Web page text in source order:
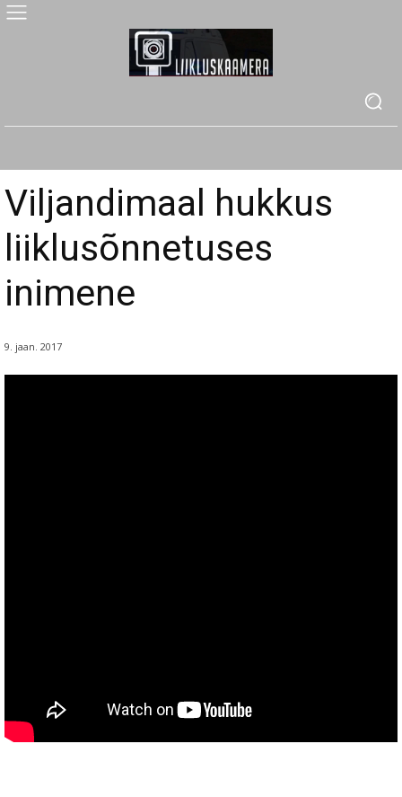
Viljandimaal hukkus
liiklusõnnetuses
inimene
9. jaan. 2017